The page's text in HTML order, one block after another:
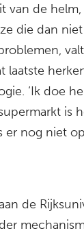
van de
die dan
laatste
‘Ik doe
is
er nog niet op
de